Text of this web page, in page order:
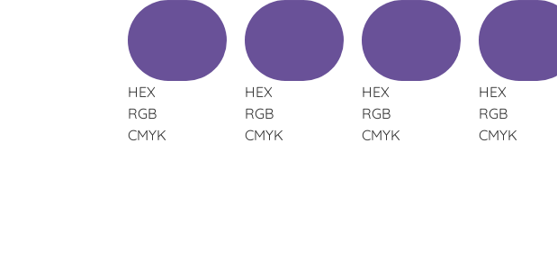
.
HEX
RGB
CMYK
.
HEX
RGB
CMYK
.
HEX
RGB
CMYK
.
HEX
RGB
CMYK